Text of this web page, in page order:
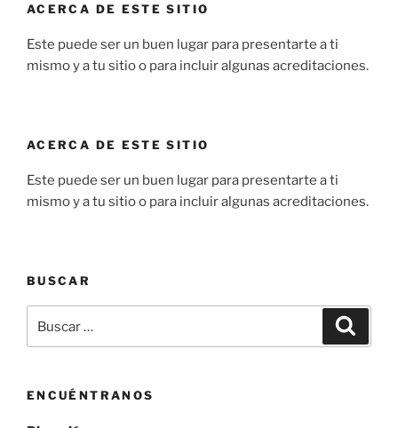
ACERCA DE ESTE SITIO
Este puede ser un buen lugar para presentarte a ti
mismo y a tu sitio o para incluir algunas acreditaciones.
ACERCA DE ESTE SITIO
Este puede ser un buen lugar para presentarte a ti
mismo y a tu sitio o para incluir algunas acreditaciones.
BUSCAR
por:
ENCUÉNTRANOS